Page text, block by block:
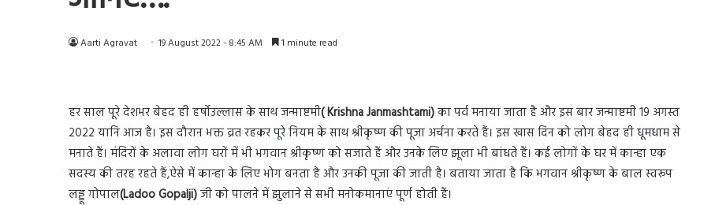
Aarti Agravat 19 August 2022 - 8:45 AM 1 minute read
हर साल पूरे देशभर बेहद ही हर्षोउल्लास के साथ जन्माष्टमी( Krishna Janmashtami)का पर्व मनाया जाता है और इस बार जन्माष्टमी 19 अगस्त
2022 यानि आज है। इस दौरान भक्त व्रत रहकर पूरे नियम के साथ श्रीकृष्ण की पूजा अर्चना करते हैं। इस खास दिन को लोग बेहद ही धूमधाम से
मनाते हैं। मंदिरों के अलावा लोग घरों में भी भगवान श्रीकृष्ण को सजाते हैं और उनके लिए झूला भी बांधते हैं। कई लोगों के घर में कान्हा एक
सदस्य की तरह रहते हैं,ऐसे में कान्हा के लिए भोग बनता है और उनकी पूजा की जाती है। बताया जाता है कि भगवान श्रीकृष्ण के बाल स्वरूप
लड्डू गोपाल(Ladoo Gopalji)जी को पालने में झुलाने से सभी मनोकमानाएं पूर्ण होती हैं।